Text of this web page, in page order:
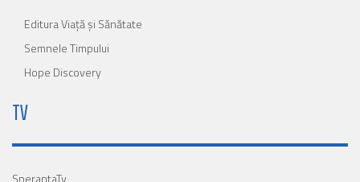
Editura Viaţă şi Sănătate
Semnele Timpului
Hope Discovery
TV
SperantaTv